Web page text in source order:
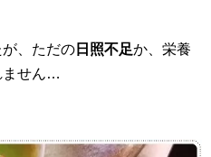
、ただの 日照不足か、栄養
ません…